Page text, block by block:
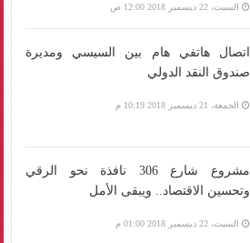
السبت، 22 ديسمبر 2018 12:00 ص
اتصال هاتفي هام بين السيسي ومديرة
صندوق النقد الدولي
الجمعة، 21 ديسمبر 2018 10:19 م
مشروع شارع 306 نافذة نحو الرقي
وتحسين الاقتصاد.. ويبقى الأمل
السبت، 22 ديسمبر 2018 01:00 م